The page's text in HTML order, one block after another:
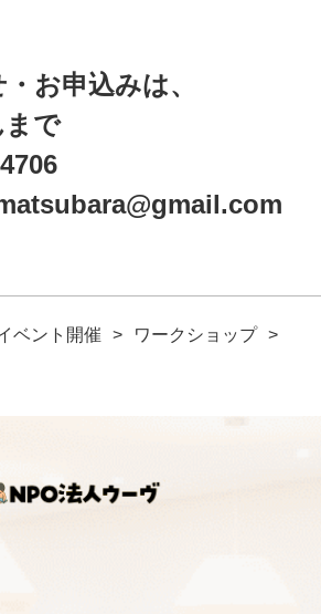
お申込みは、
まで
ベント開催
ワークショップ